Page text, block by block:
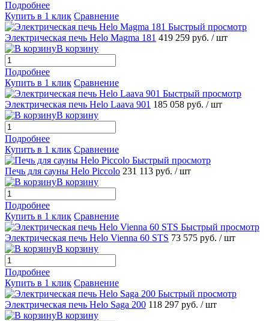
Подробнее
Купить в 1 клик Сравнение
Быстрый просмотр
Электрическая печь Helo Magma 181 419 259 руб. / шт
В корзину
Подробнее
Купить в 1 клик Сравнение
Быстрый просмотр
Электрическая печь Helo Laava 901 185 058 руб. / шт
В корзину
Подробнее
Купить в 1 клик Сравнение
Быстрый просмотр
Печь для сауны Helo Piccolo 231 113 руб. / шт
В корзину
Подробнее
Купить в 1 клик Сравнение
Быстрый просмотр
Электрическая печь Helo Vienna 60 STS 73 575 руб. / шт
В корзину
Подробнее
Купить в 1 клик Сравнение
Быстрый просмотр
Электрическая печь Helo Saga 200 118 297 руб. / шт
В корзину